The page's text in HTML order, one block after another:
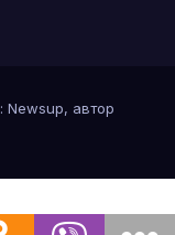
Newsup, автор